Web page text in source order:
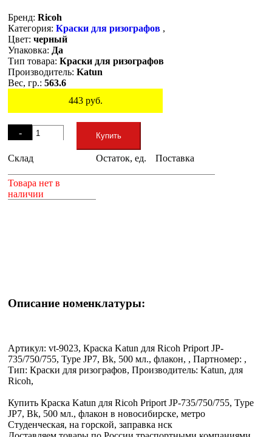
Бренд: Ricoh
Категория: Краски для ризографов ,
Цвет: черный
Упаковка: Да
Тип товара: Краски для ризографов
Производитель: Katun
Вес, гр.: 563.6
443руб.
-
+
Купить
Склад Остаток, ед. Поставка
Товара нет в
наличии
Описание номенклатуры:
Артикул: vt-9023, Краска Katun для Ricoh Priport JP-
735/750/755, Type JP7, Bk, 500 мл., флакон, , Партномер: ,
Тип: Краски для ризографов, Производитель: Katun, для
Ricoh,
Купить Краска Katun для Ricoh Priport JP-735/750/755, Type
JP7, Bk, 500 мл., флакон в новосибирске, метро
Студенческая, на горской, заправка нск